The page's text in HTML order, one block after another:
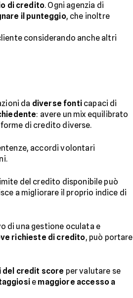
di credito. Ogni agenzia di
il punteggio, che inoltre
considerando anche altri
da diverse fonticapaci di
: avere un mix equilibrato
di credito diverse.
accordi volontari
del credito disponibile può
a migliorare il proprio indice di
di una gestione oculata e
richieste di credito, può portare
del credit score per valutare se
e maggiore accesso a